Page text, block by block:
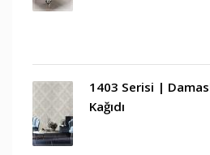
1403 Serisi |
Kağıdı